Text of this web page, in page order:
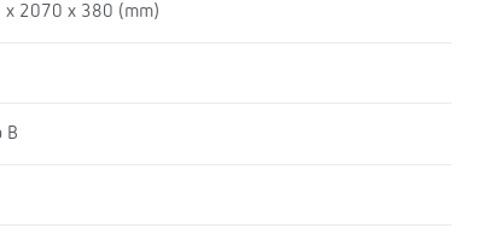
x 2070 x 380 (mm)
B